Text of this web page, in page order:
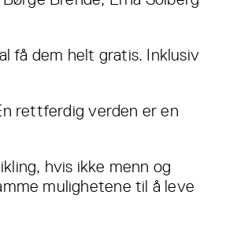
få dem helt gratis. Inklusiv
rettferdig verden er en
hvis ikke menn og
mulighetene til å leve